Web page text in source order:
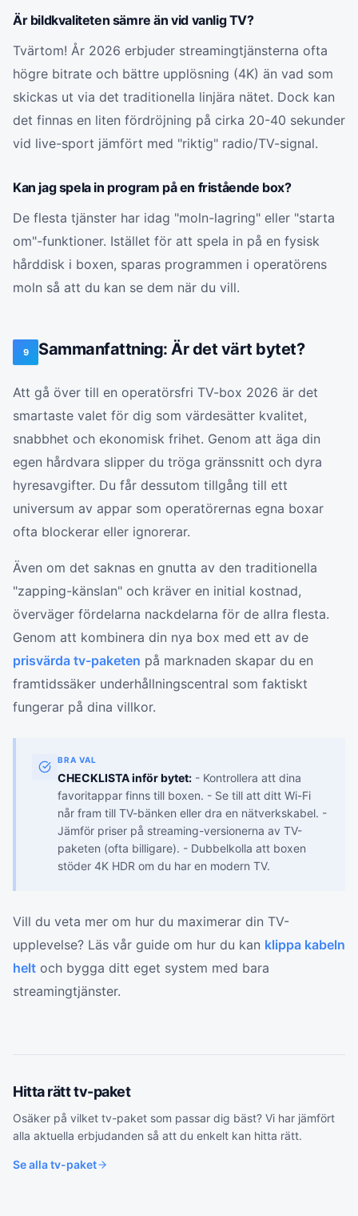
Är bildkvaliteten sämre än vid vanlig TV?
Tvärtom! År 2026 erbjuder streamingtjänsterna ofta
högre bitrate och bättre upplösning (4K) än vad som
skickas ut via det traditionella linjära nätet. Dock kan
det finnas en liten fördröjning på cirka 20-40 sekunder
vid live-sport jämfört med "riktig" radio/TV-signal.
Kan jag spela in program på en fristående box?
De flesta tjänster har idag "moln-lagring" eller "starta
om"-funktioner. Istället för att spela in på en fysisk
hårddisk i boxen, sparas programmen i operatörens
moln så att du kan se dem när du vill.
9 Sammanfattning: Är det värt bytet?
Att gå över till en operatörsfri TV-box 2026 är det
smartaste valet för dig som värdesätter kvalitet,
snabbhet och ekonomisk frihet. Genom att äga din
egen hårdvara slipper du tröga gränssnitt och dyra
hyresavgifter. Du får dessutom tillgång till ett
universum av appar som operatörernas egna boxar
ofta blockerar eller ignorerar.
Även om det saknas en gnutta av den traditionella
"zapping-känslan" och kräver en initial kostnad,
överväger fördelarna nackdelarna för de allra flesta.
Genom att kombinera din nya box med ett av de
prisvärda tv-paketen på marknaden skapar du en
framtidssäker underhållningscentral som faktiskt
fungerar på dina villkor.
BRA VAL
CHECKLISTA inför bytet: - Kontrollera att dina
favoritappar finns till boxen. - Se till att ditt Wi-Fi
når fram till TV-bänken eller dra en nätverkskabel. -
Jämför priser på streaming-versionerna av TV-
paketen (ofta billigare). - Dubbelkolla att boxen
stöder 4K HDR om du har en modern TV.
Vill du veta mer om hur du maximerar din TV-
upplevelse? Läs vår guide om hur du kan klippa kabeln
helt och bygga ditt eget system med bara
streamingtjänster.
Hitta rätttv-paket
Osäker på vilket tv-paket som passar dig bäst? Vi har jämfört
alla aktuella erbjudanden så att du enkelt kan hitta rätt.
Se allatv-paket